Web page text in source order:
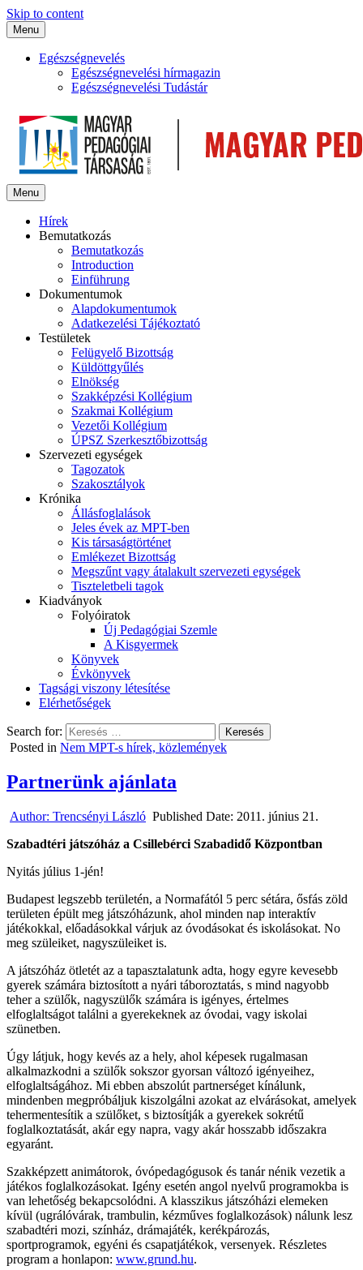
Skip to content
Menu
Egészségnevelés
Egészségnevelési hírmagazin
Egészségnevelési Tudástár
Menu
Hírek
Bemutatkozás
Bemutatkozás
Introduction
Einführung
Dokumentumok
Alapdokumentumok
Adatkezelési Tájékoztató
Testületek
Felügyelő Bizottság
Küldöttgyűlés
Elnökség
Szakképzési Kollégium
Szakmai Kollégium
Vezetői Kollégium
ÚPSZ Szerkesztőbizottság
Szervezeti egységek
Tagozatok
Szakosztályok
Krónika
Állásfoglalások
Jeles évek az MPT-ben
Kis társaságtörténet
Emlékezet Bizottság
Megszűnt vagy átalakult szervezeti egységek
Tiszteletbeli tagok
Kiadványok
Folyóiratok
Új Pedagógiai Szemle
A Kisgyermek
Könyvek
Évkönyvek
Tagsági viszony létesítése
Elérhetőségek
Search for:
Posted in Nem MPT-s hírek, közlemények
Partnerünk ajánlata
Author: Trencsényi László Published Date: 2011. június 21.
Szabadtéri játszóház a Csillebérci Szabadidő Központban
Nyitás július 1-jén!
Budapest legszebb területén, a Normafától 5 perc sétára, ősfás zöld
területen épült meg játszóházunk, ahol minden nap interaktív
játékokkal, előadásokkal várjuk az óvodásokat és iskolásokat. No
meg szüleiket, nagyszüleiket is.
A játszóház ötletét az a tapasztalatunk adta, hogy egyre kevesebb
gyerek számára biztosított a nyári táboroztatás, s mind nagyobb
teher a szülők, nagyszülők számára is igényes, értelmes
elfoglaltságot találni a gyerekeknek az óvodai, vagy iskolai
szünetben.
Úgy látjuk, hogy kevés az a hely, ahol képesek rugalmasan
alkalmazkodni a szülők sokszor gyorsan változó igényeihez,
elfoglaltságához. Mi ebben abszolút partnerséget kínálunk,
mindenben megpróbáljuk kiszolgálni azokat az elvárásokat, amelyek
tehermentesítik a szülőket, s biztosítják a gyerekek sokrétű
foglalkoztatását, akár egy napra, vagy akár hosszabb időszakra
egyaránt.
Szakképzett animátorok, óvópedagógusok és tanár nénik vezetik a
játékos foglalkozásokat. Igény esetén angol nyelvű programokba is
van lehetőség bekapcsolódni. A klasszikus játszóházi elemeken
kívül (ugrálóvárak, trambulin, kézműves foglalkozások) nálunk lesz
szabadtéri mozi, színház, drámajáték, kerékpározás,
sportprogramok, egyéni és csapatjátékok, versenyek. Részletes
program a honlapon: www.grund.hu.